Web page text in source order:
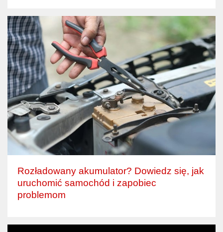
Rozładowany akumulator? Dowiedz się, jak
uruchomić samochód i zapobiec
problemom